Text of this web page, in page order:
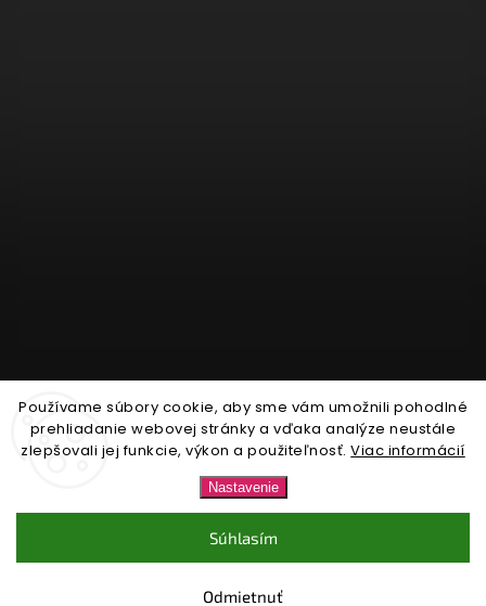
Používame súbory cookie, aby sme vám umožnili pohodlné
prehliadanie webovej stránky a vďaka analýze neustále
zlepšovali jej funkcie, výkon a použiteľnosť.Viac informácií
Nastavenie
Odmietnuť
Súhlasím
Sledovať na Instagrame
Nonari.sk. Všetky práva vyhradené.
Upraviť nastavenie cookies
Shoptet| Design